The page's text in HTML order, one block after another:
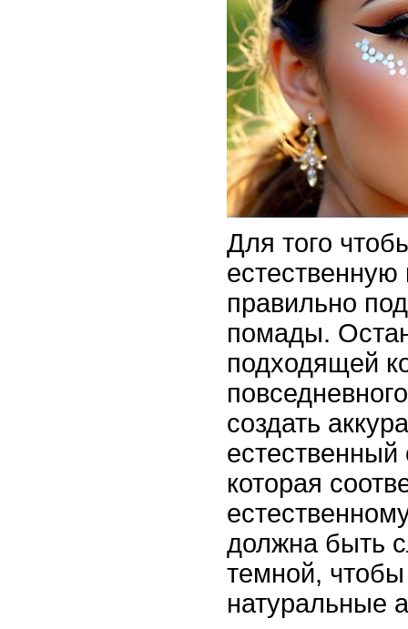
Для того
естественную
правильно
помады.
подходящей
создать
которая
должна быть
темной,
натуральные